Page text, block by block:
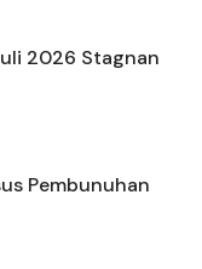
2026 Stagnan
Pembunuhan